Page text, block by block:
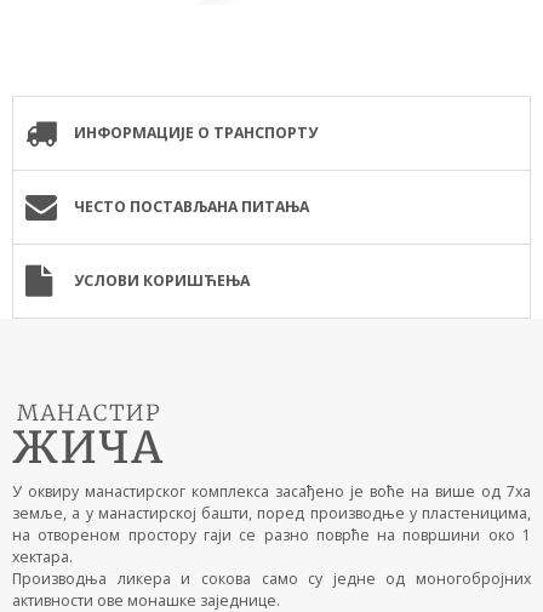
ИНФОРМАЦИЈЕ О ТРАНСПОРТУ
ЧЕСТО ПОСТАВЉАНА ПИТАЊА
УСЛОВИ КОРИШЋЕЊА
У оквиру манастирског комплекса засађено је воће на више од 7ха
земље, а у манастирској башти, поред производње у пластеницима,
на отвореном простору гаји се разно поврће на површини око 1
хектара.
Производња ликера и сокова само су једне од моногобројних
активности ове монашке заједнице.